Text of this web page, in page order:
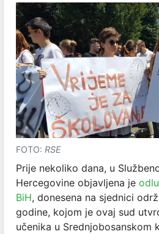
FOTO: RSE
Prije nekoliko dana, u
Hercegovine objavljena je
BiH, donesena na sjednici
godine, kojom je ovaj sud
učenika u Srednjobosanskom